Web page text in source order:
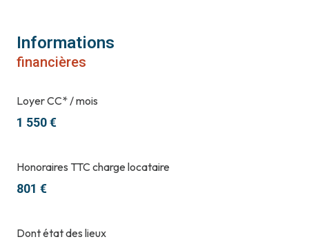
Informations
financières
Loyer CC* / mois
1 550 €
Honoraires TTC charge locataire
801 €
Dont état des lieux